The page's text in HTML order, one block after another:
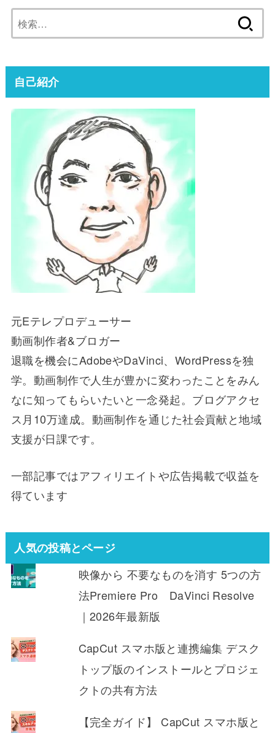
索:
自己紹介
元Eテレプロデューサー
動画制作者&ブロガー
退職を機会にAdobeやDaVinci、WordPressを独
学。動画制作で人生が豊かに変わったことをみん
なに知ってもらいたいと一念発起。ブログアクセ
ス月10万達成。動画制作を通じた社会貢献と地域
支援が日課です。
一部記事ではアフィリエイトや広告掲載で収益を
得ています
人気の投稿とページ
映像から 不要なものを消す 5つの方
法Premiere Pro DaVinci Resolve
｜2026年最新版
CapCut スマホ版と連携編集 デスク
トップ版のインストールとプロジェ
クトの共有方法
【完全ガイド】 CapCut スマホ版と